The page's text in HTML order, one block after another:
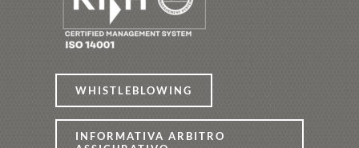
WHISTLEBLOWING
INFORMATIVA ARBITRO